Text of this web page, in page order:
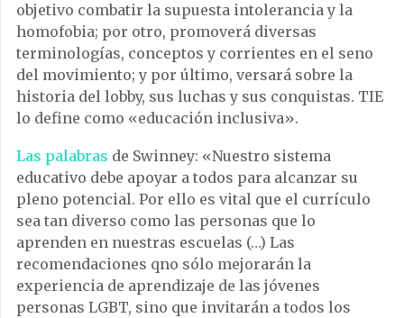
objetivo combatir la supuesta intolerancia y la
homofobia; por otro, promoverá diversas
terminologías, conceptos y corrientes en el seno
del movimiento; y por último, versará sobre la
historia del lobby, sus luchas y sus conquistas. TIE
lo define como «educación inclusiva».
Las palabras de Swinney: «Nuestro sistema
educativo debe apoyar a todos para alcanzar su
pleno potencial. Por ello es vital que el currículo
sea tan diverso como las personas que lo
aprenden en nuestras escuelas (…) Las
recomendaciones qno sólo mejorarán la
experiencia de aprendizaje de las jóvenes
personas LGBT, sino que invitarán a todos los